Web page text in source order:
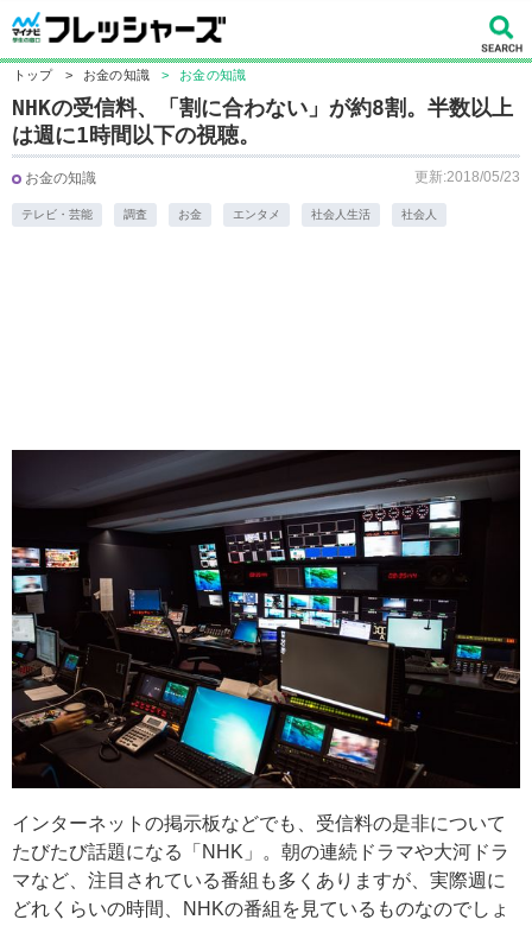
トップ > お金の知識 > お金の知識
NHKの受信料、「割に合わない」が約8割。半数以上
は週に1時間以下の視聴。
お金の知識 更新:2018/05/23
テレビ・芸能 調査 お金 エンタメ 社会人生活 社会人
インターネットの掲示板などでも、受信料の是非について
たびたび話題になる「NHK」。朝の連続ドラマや大河ドラ
マなど、注目されている番組も多くありますが、実際週に
どれくらいの時間、NHKの番組を見ているものなのでしょ